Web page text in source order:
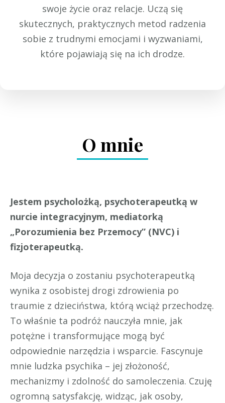
swoje życie oraz relacje. Uczą się
skutecznych, praktycznych metod radzenia
sobie z trudnymi emocjami i wyzwaniami,
które pojawiają się na ich drodze.
O mnie
Jestem psycholożką, psychoterapeutką w
nurcie integracyjnym, mediatorką
„Porozumienia bez Przemocy” (NVC) i
fizjoterapeutką.
Moja decyzja o zostaniu psychoterapeutką
wynika z osobistej drogi zdrowienia po
traumie z dzieciństwa, którą wciąż przechodzę.
To właśnie ta podróż nauczyła mnie, jak
potężne i transformujące mogą być
odpowiednie narzędzia i wsparcie. Fascynuje
mnie ludzka psychika – jej złożoność,
mechanizmy i zdolność do samoleczenia. Czuję
ogromną satysfakcję, widząc, jak osoby,